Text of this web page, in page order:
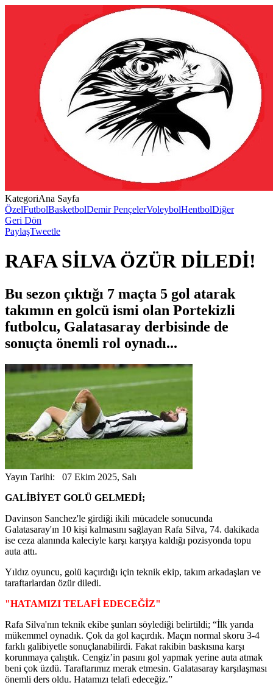
KategoriAna Sayfa
ÖzelFutbolBasketbolDemir PençelerVoleybolHentbolDiğer
Geri Dön
PaylaşTweetle
RAFA SİLVA ÖZÜR DİLEDİ!
Bu sezon çıktığı 7 maçta 5 gol atarak
takımın en golcü ismi olan Portekizli
futbolcu, Galatasaray derbisinde de
sonuçta önemli rol oynadı...
Yayın Tarihi: 07 Ekim 2025, Salı
GALİBİYET GOLÜ GELMEDİ;
Davinson Sanchez'le girdiği ikili mücadele sonucunda
Galatasaray'ın 10 kişi kalmasını sağlayan Rafa Silva, 74. dakikada
ise ceza alanında kaleciyle karşı karşıya kaldığı pozisyonda topu
auta attı.
Yıldız oyuncu, golü kaçırdığı için teknik ekip, takım arkadaşları ve
taraftarlardan özür diledi.
"HATAMIZI TELAFİ EDECEĞİZ"
Rafa Silva'nın teknik ekibe şunları söylediği belirtildi; “İlk yarıda
mükemmel oynadık. Çok da gol kaçırdık. Maçın normal skoru 3-4
farklı galibiyetle sonuçlanabilirdi. Fakat rakibin baskısına karşı
korunmaya çalıştık. Cengiz’in pasını gol yapmak yerine auta atmak
beni çok üzdü. Taraftarımız merak etmesin. Galatasaray karşılaşması
önemli ders oldu. Hatamızı telafi edeceğiz.”